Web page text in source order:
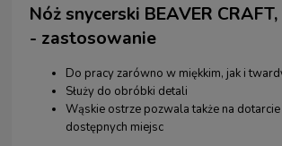
Nóż snycerski BEAVER
- zastosowanie
Do pracy zarówno w miękkim, jak i
Służy do obróbki detali
Wąskie ostrze pozwala także na
dostępnych miejsc